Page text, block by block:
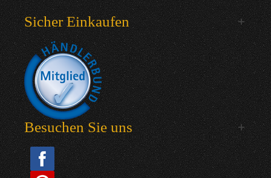
Sicher Einkaufen
Besuchen Sie uns